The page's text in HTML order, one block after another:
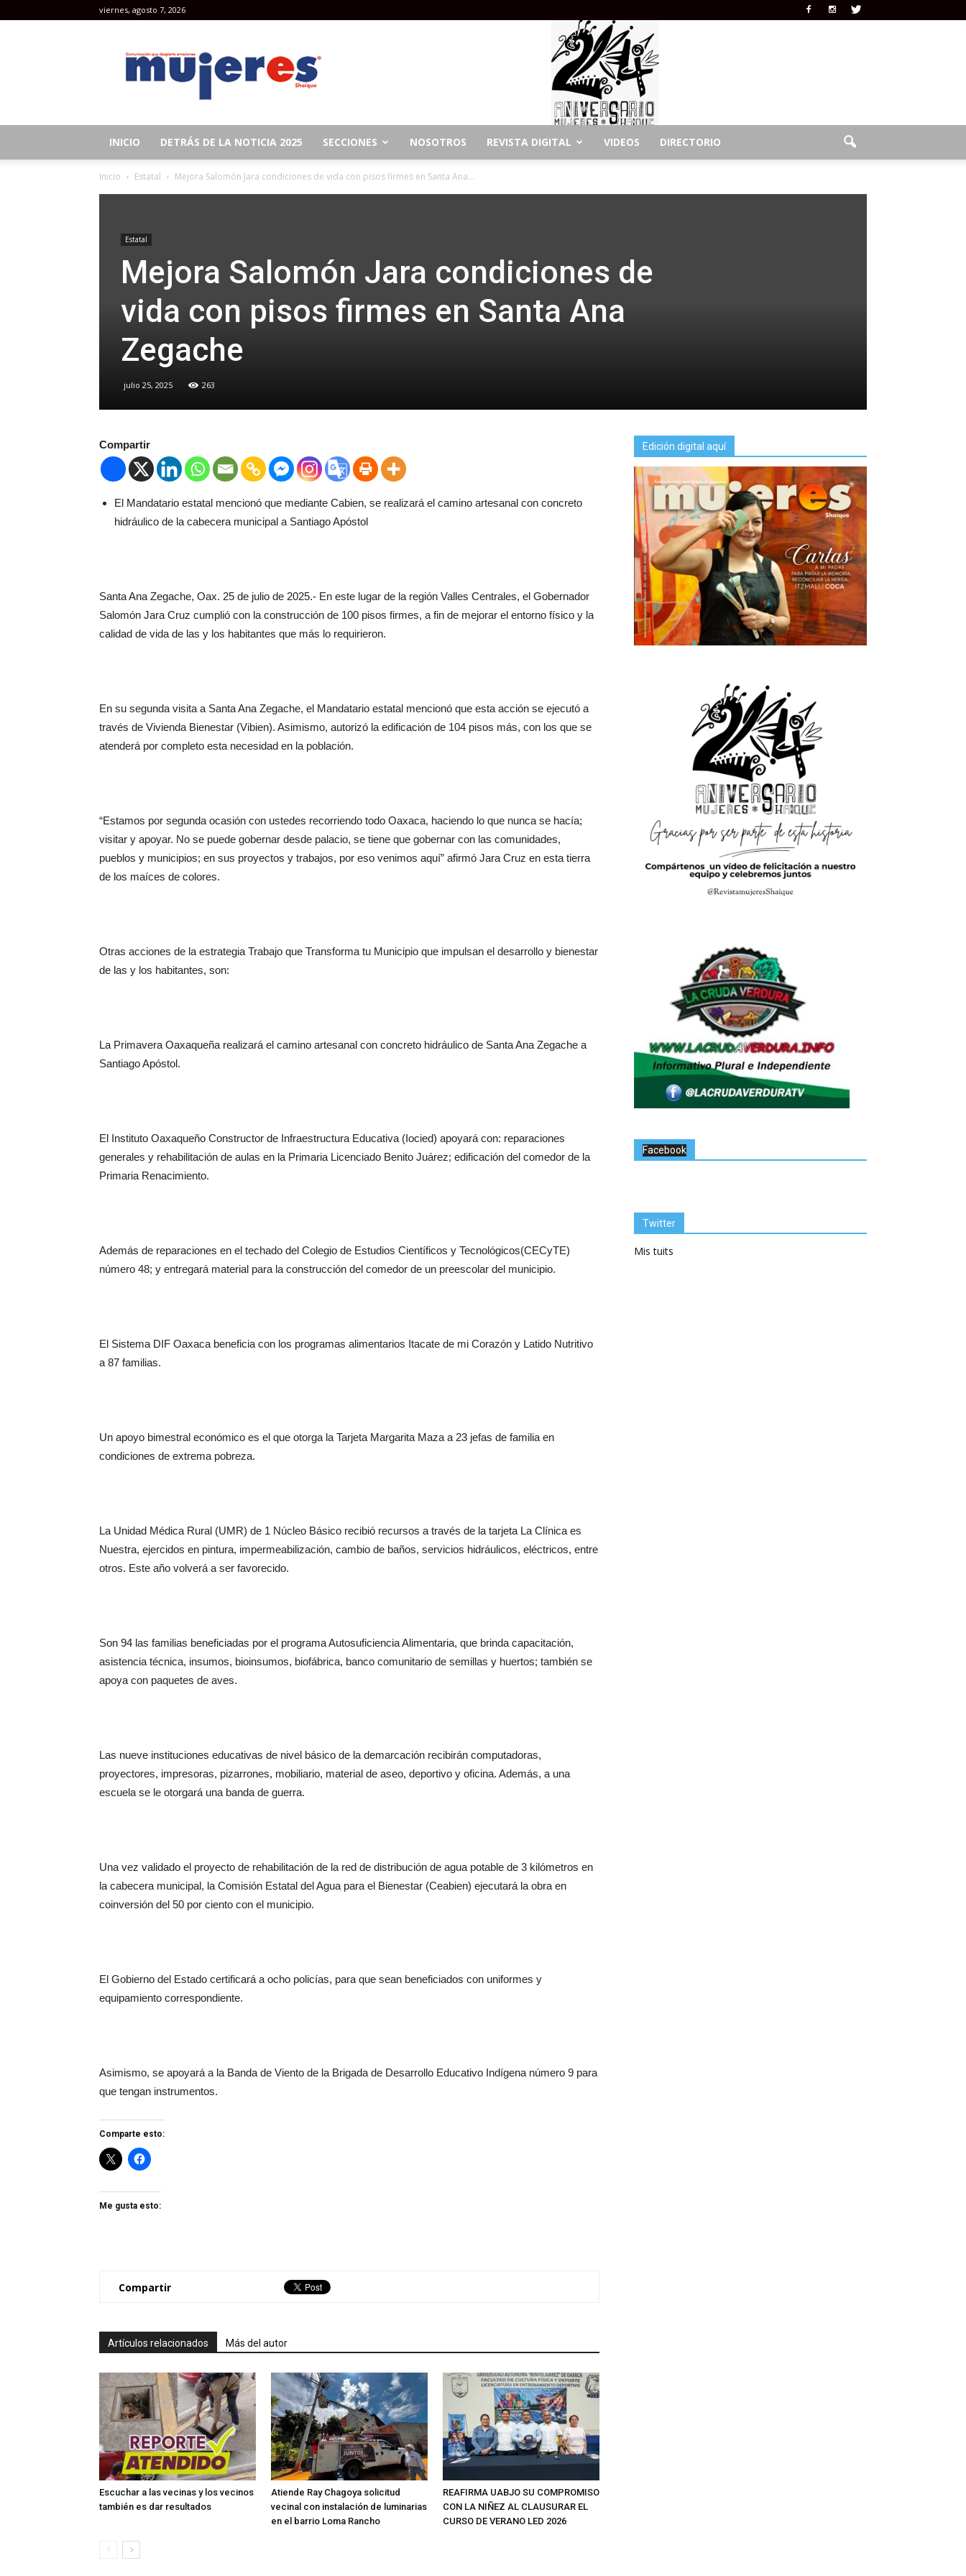
viernes, agosto 7, 2026
Mujeres
INICIO DETRÁS DE LA NOTICIA 2025 SECCIONES NOSOTROS REVISTA DIGITAL VIDEOS DIRECTORIO
Inicio Estatal Mejora Salomón Jara condiciones de vida con pisos firmes en Santa Ana...
Estatal
Mejora Salomón Jara condiciones de
vida con pisos firmes en Santa Ana
Zegache
julio 25, 2025 263
Compartir
El Mandatario estatal mencionó que mediante Cabien, se realizará el camino artesanal con concreto
hidráulico de la cabecera municipal a Santiago Apóstol
Santa Ana Zegache, Oax. 25 de julio de 2025.- En este lugar de la región Valles Centrales, el Gobernador
Salomón Jara Cruz cumplió con la construcción de 100 pisos firmes, a fin de mejorar el entorno físico y la
calidad de vida de las y los habitantes que más lo requirieron.
En su segunda visita a Santa Ana Zegache, el Mandatario estatal mencionó que esta acción se ejecutó a
través de Vivienda Bienestar (Vibien). Asimismo, autorizó la edificación de 104 pisos más, con los que se
atenderá por completo esta necesidad en la población.
“Estamos por segunda ocasión con ustedes recorriendo todo Oaxaca, haciendo lo que nunca se hacía;
visitar y apoyar. No se puede gobernar desde palacio, se tiene que gobernar con las comunidades,
pueblos y municipios; en sus proyectos y trabajos, por eso venimos aquí” afirmó Jara Cruz en esta tierra
de los maíces de colores.
Otras acciones de la estrategia Trabajo que Transforma tu Municipio que impulsan el desarrollo y bienestar
de las y los habitantes, son:
La Primavera Oaxaqueña realizará el camino artesanal con concreto hidráulico de Santa Ana Zegache a
Santiago Apóstol.
El Instituto Oaxaqueño Constructor de Infraestructura Educativa (Iocied) apoyará con: reparaciones
generales y rehabilitación de aulas en la Primaria Licenciado Benito Juárez; edificación del comedor de la
Primaria Renacimiento.
Además de reparaciones en el techado del Colegio de Estudios Científicos y Tecnológicos(CECyTE)
número 48; y entregará material para la construcción del comedor de un preescolar del municipio.
El Sistema DIF Oaxaca beneficia con los programas alimentarios Itacate de mi Corazón y Latido Nutritivo
a 87 familias.
Un apoyo bimestral económico es el que otorga la Tarjeta Margarita Maza a 23 jefas de familia en
condiciones de extrema pobreza.
La Unidad Médica Rural (UMR) de 1 Núcleo Básico recibió recursos a través de la tarjeta La Clínica es
Nuestra, ejercidos en pintura, impermeabilización, cambio de baños, servicios hidráulicos, eléctricos, entre
otros. Este año volverá a ser favorecido.
Son 94 las familias beneficiadas por el programa Autosuficiencia Alimentaria, que brinda capacitación,
asistencia técnica, insumos, bioinsumos, biofábrica, banco comunitario de semillas y huertos; también se
apoya con paquetes de aves.
Las nueve instituciones educativas de nivel básico de la demarcación recibirán computadoras,
proyectores, impresoras, pizarrones, mobiliario, material de aseo, deportivo y oficina. Además, a una
escuela se le otorgará una banda de guerra.
Una vez validado el proyecto de rehabilitación de la red de distribución de agua potable de 3 kilómetros en
la cabecera municipal, la Comisión Estatal del Agua para el Bienestar (Ceabien) ejecutará la obra en
coinversión del 50 por ciento con el municipio.
El Gobierno del Estado certificará a ocho policías, para que sean beneficiados con uniformes y
equipamiento correspondiente.
Asimismo, se apoyará a la Banda de Viento de la Brigada de Desarrollo Educativo Indígena número 9 para
que tengan instrumentos.
Comparte esto:
Me gusta esto:
Compartir
Artículos relacionados Más del autor
Escuchar a las vecinas y los vecinos
también es dar resultados
Atiende Ray Chagoya solicitud
vecinal con instalación de luminarias
en el barrio Loma Rancho
REAFIRMA UABJO SU COMPROMISO
CON LA NIÑEZ AL CLAUSURAR EL
CURSO DE VERANO LED 2026
Edición digital aquí
Facebook
Twitter
Mis tuits